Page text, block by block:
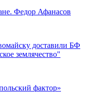
Федор Афанасов
доставили БФ
землячество"
фактор»